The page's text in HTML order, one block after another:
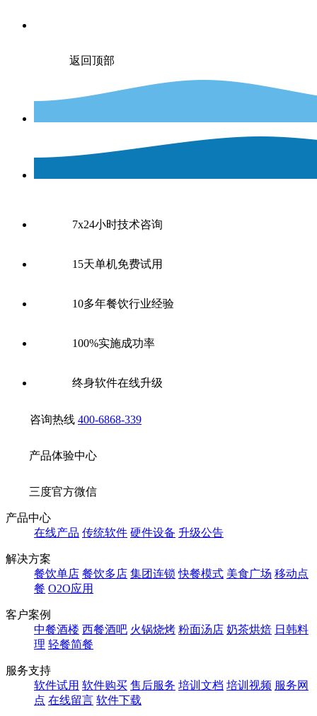
返回顶部
7x24小时技术咨询
15天单机免费试用
10多年餐饮行业经验
100%实施成功率
终身软件在线升级
咨询热线 400-6868-339
产品体验中心
三度官方微信
产品中心
在线产品 传统软件 硬件设备 升级公告
解决方案
餐饮单店 餐饮多店 集团连锁 快餐模式 美食广场 移动点
餐 O2O应用
客户案例
中餐酒楼 西餐酒吧 火锅烧烤 粉面汤店 奶茶烘焙 日韩料
理 轻餐简餐
服务支持
软件试用 软件购买 售后服务 培训文档 培训视频 服务网
点 在线留言 软件下载